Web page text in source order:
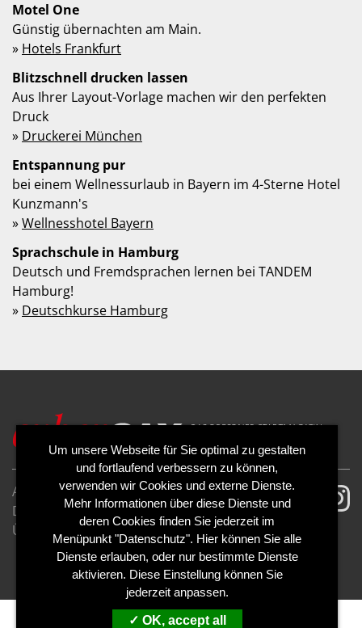
Motel One
Günstig übernachten am Main.
» Hotels Frankfurt
Blitzschnell drucken lassen
Aus Ihrer Layout-Vorlage machen wir den perfekten
Druck
» Druckerei München
Entspannung pur
bei einem Wellnessurlaub in Bayern im 4-Sterne Hotel
Kunzmann's
»Wellnesshotel Bayern
Sprachschule in Hamburg
Deutsch und Fremdsprachen lernen bei TANDEM
Hamburg!
» Deutschkurse Hamburg
AGB
Impressum
Datenschutzerklärung
Cookies
Über uns
Kontakt
Mediadaten
Abo kündigen
Abo widerrufen
Um unsere Webseite für Sie optimal zu gestalten
und fortlaufend verbessern zu können,
verwenden wir Cookies und externe Dienste.
Mehr Informationen über diese Dienste und
deren Cookies finden Sie jederzeit im
Menüpunkt "Datenschutz". Hier können Sie alle
Dienste erlauben, oder nur bestimmte Dienste
aktivieren. Diese Einstellung können Sie
jederzeit anpassen.
OK, accept all